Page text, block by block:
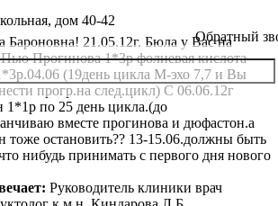
дом 40-42
Обратный
Бароновна! 21.05.12г. Бюла у Вас на
Прогинова 1*3р фолиевая кислота
(19день цикла М-эхо 7,7 и Вы
прогр.на след.цикл) С 06.06.12г
1*1р по 25 день цикла.(до
вместе прогинова и дюфастон.а
тоже остановить?? 13-15.06.должны быть
нибудь принимать с первого дня нового
Руководитель клиники врач